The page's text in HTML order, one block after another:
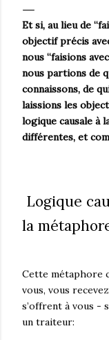
Et si, au lieu de
objectif précis
nous “faisions
nous partions de
connaissons, de
laissions les
logique causale à
différentes, et
Logique
la
Cette métaphore
vous, vous
s’offrent à vous -
un traiteur: